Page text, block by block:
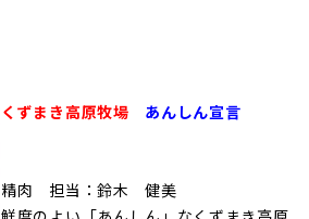
くずまき高原牧場 あんしん宣言
精肉 担当：鈴木 健美